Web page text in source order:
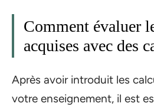
Comment évaluer
acquises avec des
Après avoir introduit les
votre enseignement, il est